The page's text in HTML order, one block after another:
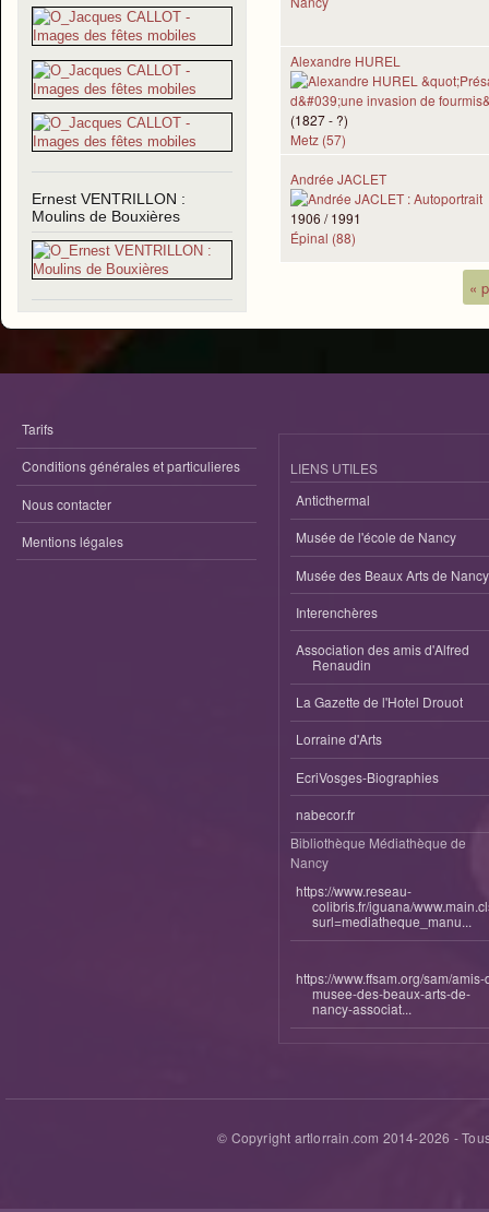
Ernest VENTRILLON :
Moulins de Bouxières
Alexandre HUREL
(1827 - ?)
Metz (57)
Andrée JACLET
1906 / 1991
Épinal (88)
«
Tarifs
Conditions générales et particulieres
Nous contacter
Mentions légales
LIENS UTILES
Anticthermal
Musée de l'école de Nancy
Musée des Beaux Arts de Nancy
Interenchères
Association des amis d'Alfred
Renaudin
La Gazette de l'Hotel Drouot
Lorraine d'Arts
EcriVosges-Biographies
nabecor.fr
Bibliothèque Médiathèque de
Nancy
https://www.reseau-
colibris.fr/iguana/
surl=mediatheque_manu...
https://www.ffsam.org/sam/amis-
musee-des-beaux-arts-de-
nancy-associat...
© Copyright artlorrain.com 2014-2026 -